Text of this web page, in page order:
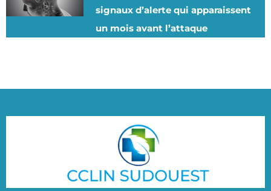
signaux d’alerte qui apparaissent
un mois avant l’attaque